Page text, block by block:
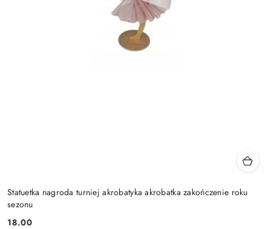
Statuetka nagroda turniej akrobatyka akrobatka zakończenie roku
sezonu
18.00